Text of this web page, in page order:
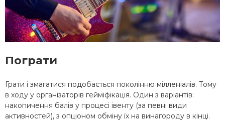
Пограти
Грати і змагатися подобається поколінню мілленіалів. Тому
в ходу у організаторів гейміфікація. Один з варіантів:
накопичення балів у процесі івенту (за певні види
активностей), з опціоном обміну їх на винагороду в кінці.